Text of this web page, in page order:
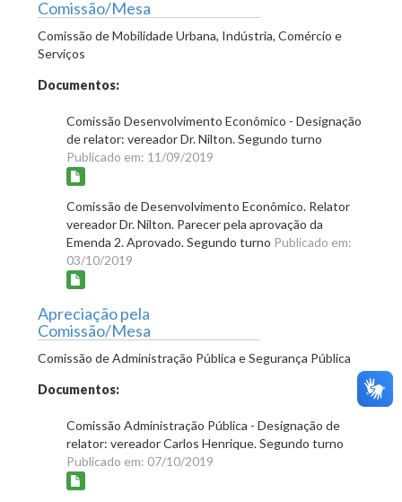
Comissão/Mesa
Comissão de Mobilidade Urbana, Indústria, Comércio e
Serviços
Documentos:
Comissão Desenvolvimento Econômico - Designação
de relator: vereador Dr. Nilton. Segundo turno
Publicado em: 11/09/2019
Comissão de Desenvolvimento Econômico. Relator
vereador Dr. Nilton. Parecer pela aprovação da
Emenda 2. Aprovado. Segundo turno Publicado em:
03/10/2019
Apreciação pela
Comissão/Mesa
Comissão de Administração Pública e Segurança Pública
Documentos:
Comissão Administração Pública - Designação de
relator: vereador Carlos Henrique. Segundo turno
Publicado em: 07/10/2019